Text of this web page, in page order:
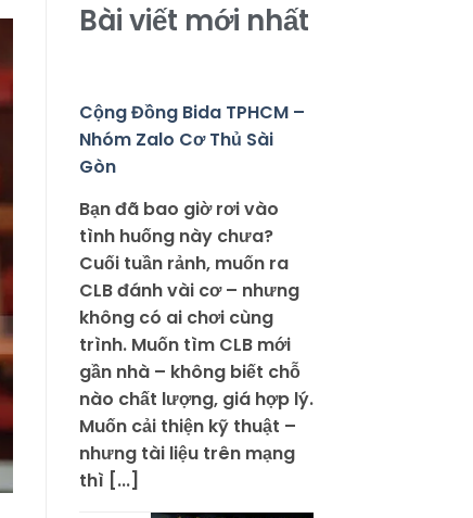
Bài viết mới nhất
Cộng Đồng Bida TPHCM –
Nhóm Zalo Cơ Thủ Sài
Gòn
Bạn đã bao giờ rơi vào
tình huống này chưa?
Cuối tuần rảnh, muốn ra
CLB đánh vài cơ – nhưng
không có ai chơi cùng
trình. Muốn tìm CLB mới
gần nhà – không biết chỗ
nào chất lượng, giá hợp lý.
Muốn cải thiện kỹ thuật –
nhưng tài liệu trên mạng
thì [...]